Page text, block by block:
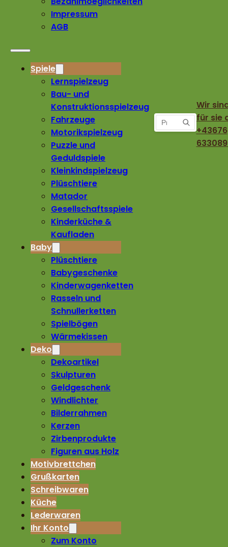
Impressum
AGB
Spiele
Lernspielzeug
Bau- und
Konstruktionsspielzeug
Fahrzeuge
Motorikspielzeug
Puzzle und
Geduldspiele
Kleinkindspielzeug
Plüschtiere
Matador
Gesellschaftsspiele
Kinderküche &
Kaufladen
Baby
Plüschtiere
Babygeschenke
Kinderwagenketten
Rasseln und
Schnullerketten
Spielbögen
Wärmekissen
Deko
Dekoartikel
Skulpturen
Geldgeschenk
Windlichter
Bilderrahmen
Kerzen
Zirbenprodukte
Figuren aus Holz
Motivbrettchen
Grußkarten
Schreibwaren
Küche
Lederwaren
Ihr Konto
Zum Konto
Wir
für sie
+43676